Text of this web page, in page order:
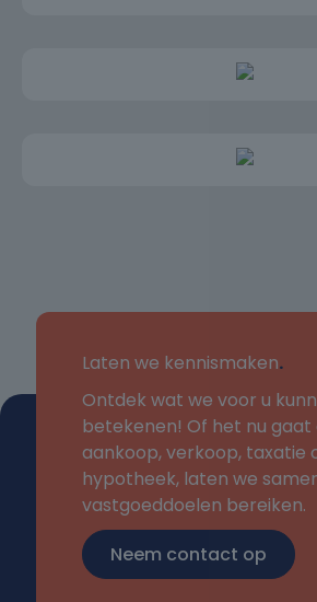
kan derhalve niet aansprakelijk
Laten we kennismaken.
Ontdek wat we voor u
betekenen! Of het nu gaat
aankoop, verkoop, taxatie
hypotheek, laten we
vastgoeddoelen bereiken.
Neem contact op